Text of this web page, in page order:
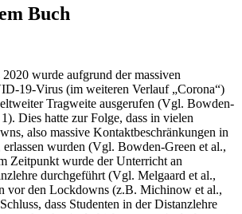
Buch
wurde aufgrund der massiven
19-Virus (im weiteren Verlauf „Corona“)
Tragweite ausgerufen (Vgl. Bowden-
Dies hatte zur Folge, dass in vielen
also massive Kontaktbeschränkungen in
wurden (Vgl. Bowden-Green et al.,
Zeitpunkt wurde der Unterricht an
durchgeführt (Vgl. Melgaard et al.,
vor den Lockdowns (z.B. Michinow et al.,
dass Studenten in der Distanzlehre